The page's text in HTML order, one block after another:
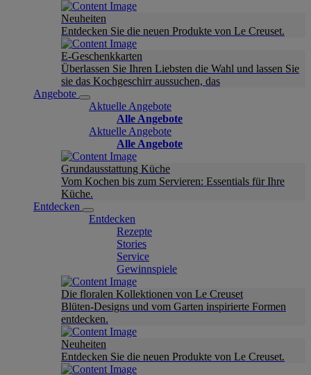
Neuheiten
Entdecken Sie die neuen Produkte von Le Creuset.
E-Geschenkkarten
Überlassen Sie Ihren Liebsten die Wahl und lassen Sie
sie das Kochgeschirr aussuchen, das
Angebote
Aktuelle Angebote
Alle Angebote
Aktuelle Angebote
Alle Angebote
Grundausstattung Küche
Vom Kochen bis zum Servieren: Essentials für Ihre
Küche.
Entdecken
Entdecken
Rezepte
Stories
Service
Gewinnspiele
Die floralen Kollektionen von Le Creuset
Blüten-Designs und vom Garten inspirierte Formen
entdecken.
Neuheiten
Entdecken Sie die neuen Produkte von Le Creuset.